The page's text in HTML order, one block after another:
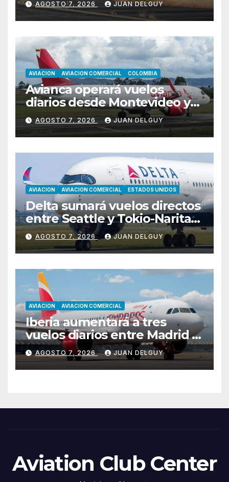
AGOSTO 7, 2026 JUAN DELGUY
AVIACION AVIACION COMERCIAL COLOMBIA
Avianca operará vuelos
diarios desde Montevideo y
Asunción hacia Bogotá
AGOSTO 7, 2026 JUAN DELGUY
AVIACION AVIACION COMERCIAL ESTADOS UNIDOS
Delta sumará vuelos directos
entre Seattle y Tokio-Narita
desde marzo de 2027
AGOSTO 7, 2026 JUAN DELGUY
AVIACION AVIACION COMERCIAL
Iberia aumentará a tres
vuelos diarios entre Madrid y
Menorca durante el invierno
AGOSTO 7, 2026 JUAN DELGUY
Aviation Club Center